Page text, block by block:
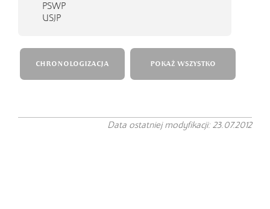
PSWP
USJP
CHRONOLOGIZACJA POKAŻ WSZYSTKO
Data ostatniej modyfikacji: 23.07.2012